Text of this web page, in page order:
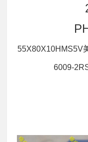
55X80X10HMS5V
6009-